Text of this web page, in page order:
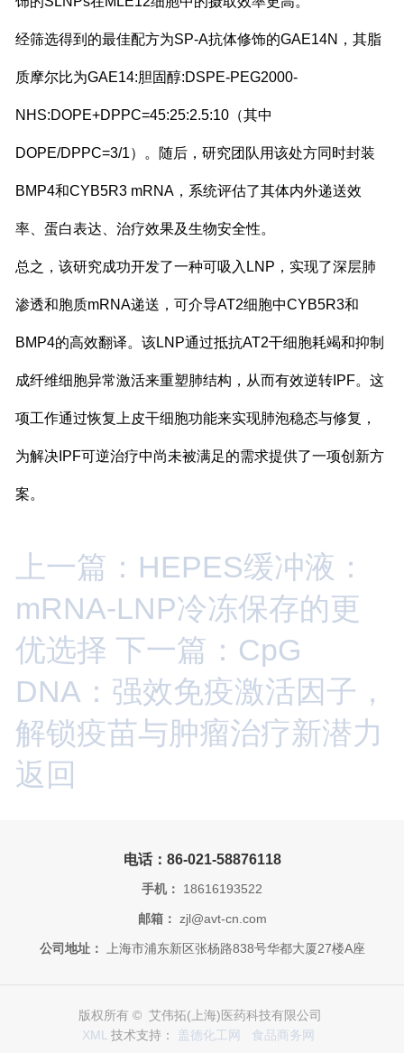
经筛选得到的最佳配方为SP-A抗体修饰的GAE14N，其脂
质摩尔比为GAE14:胆固醇:DSPE-PEG2000-
NHS:DOPE+DPPC=45:25:2.5:10（其中
DOPE/DPPC=3/1）。随后，研究团队用该处方同时封装
BMP4和CYB5R3 mRNA，系统评估了其体内外递送效
率、蛋白表达、治疗效果及生物安全性。
总之，该研究成功开发了一种可吸入LNP，实现了深层肺
渗透和胞质mRNA递送，可介导AT2细胞中CYB5R3和
BMP4的高效翻译。该LNP通过抵抗AT2干细胞耗竭和抑制
成纤维细胞异常激活来重塑肺结构，从而有效逆转IPF。这
项工作通过恢复上皮干细胞功能来实现肺泡稳态与修复，
为解决IPF可逆治疗中尚未被满足的需求提供了一项创新方
案。
上一篇：HEPES缓冲液：
mRNA-LNP冷冻保存的更
优选择 下一篇：CpG
DNA：强效免疫激活因子，
解锁疫苗与肿瘤治疗新潜力
返回
电话：86-021-58876118
手机： 18616193522
邮箱： zjl@avt-cn.com
公司地址： 上海市浦东新区张杨路838号华都大厦27楼A座
版权所有 © 艾伟拓(上海)医药科技有限公司
XML 技术支持： 盖德化工网 食品商务网